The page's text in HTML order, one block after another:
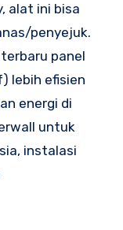
alat ini bisa
penyejuk.
terbaru panel
lebih efisien
energi di
untuk
instalasi